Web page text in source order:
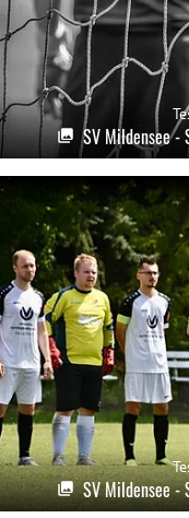
SV Mildensee -
SV Mildensee -